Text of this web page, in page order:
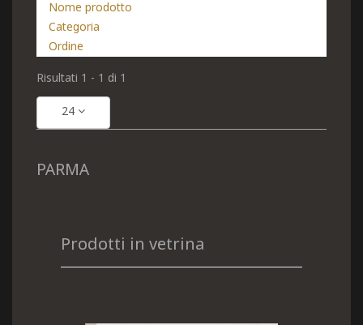
Nome prodotto
Categoria
Ordine
Risultati 1 - 1 di 1
24
PARMA
Prodotti in vetrina